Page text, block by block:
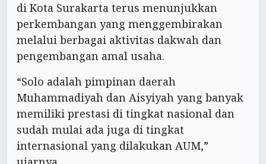
di Kota Surakarta terus menunjukkan
perkembangan yang menggembirakan
melalui berbagai aktivitas dakwah dan
pengembangan amal usaha.
“Solo adalah pimpinan daerah
Muhammadiyah dan Aisyiyah yang banyak
memiliki prestasi di tingkat nasional dan
sudah mulai ada juga di tingkat
internasional yang dilakukan AUM,”